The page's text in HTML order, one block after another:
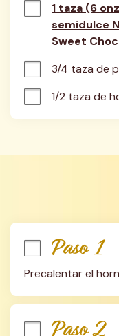
1 taza (6
semidulce
Sweet
3/4 taza de
1/2 taza de
Paso 1
Precalentar el
Paso 2